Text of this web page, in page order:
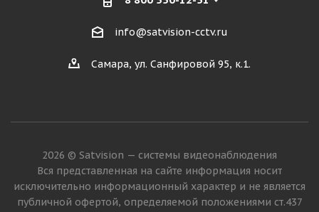
info@satvision-cctv.ru
Самара, ул. Санфировой 95, к.1.
2026 © Satvision — системы видеонаблюдения
Вся представленная на сайте информация носит
исключительно информационный характер и не является
публичной офертой, определяемой положениями ст.437